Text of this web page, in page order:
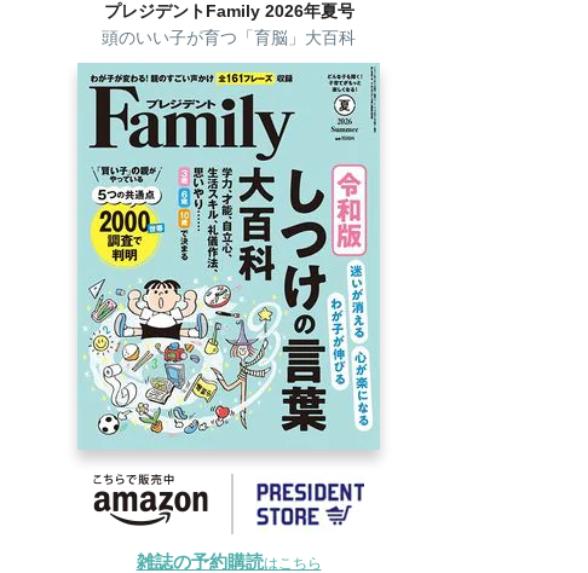
プレジデントFamily 2026年夏号
頭のいい子が育つ「育脳」大百科
雑誌の予約購読はこちら